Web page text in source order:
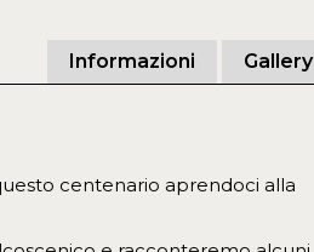
Informazioni Gallery
centenario aprendoci alla